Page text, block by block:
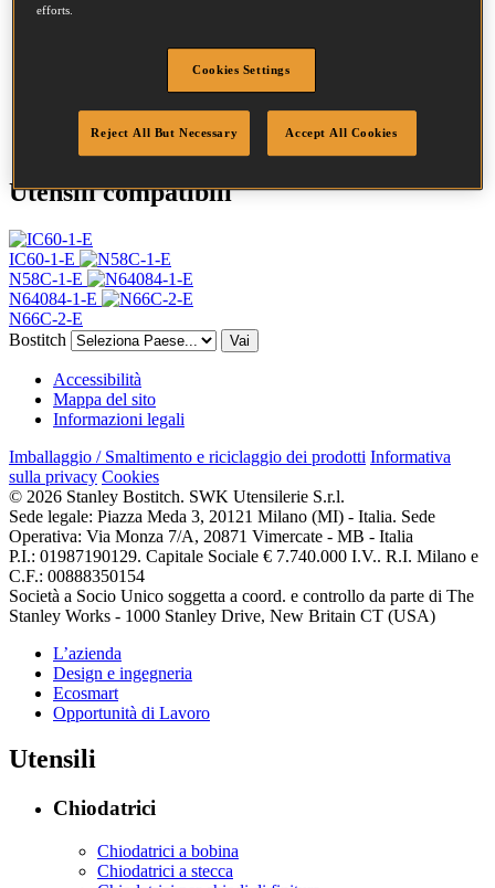
Semplice
Brillante
Scalpello
Utensili compatibili
IC60-1-E
N58C-1-E
N64084-1-E
N66C-2-E
Bostitch
Vai
Accessibilità
Mappa del sito
Informazioni legali
Imballaggio / Smaltimento e riciclaggio dei prodotti Informativa
sulla privacy Cookies
© 2026 Stanley Bostitch. SWK Utensilerie S.r.l.
Sede legale: Piazza Meda 3, 20121 Milano (MI) - Italia. Sede
Operativa: Via Monza 7/A, 20871 Vimercate - MB - Italia
P.I.: 01987190129. Capitale Sociale € 7.740.000 I.V.. R.I. Milano e
C.F.: 00888350154
Società a Socio Unico soggetta a coord. e controllo da parte di The
Stanley Works - 1000 Stanley Drive, New Britain CT (USA)
L’azienda
Design e ingegneria
Ecosmart
Opportunità di Lavoro
Utensili
Chiodatrici
Chiodatrici a bobina
Chiodatrici a stecca
efforts.
Cookies Settings
Reject All But Necessary Accept All Cookies